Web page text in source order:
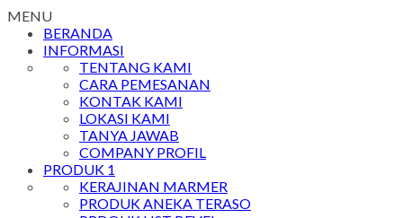
MENU
BERANDA
INFORMASI
TENTANG KAMI
CARA PEMESANAN
KONTAK KAMI
LOKASI KAMI
TANYA JAWAB
COMPANY PROFIL
PRODUK 1
KERAJINAN MARMER
PRODUK ANEKA TERASO